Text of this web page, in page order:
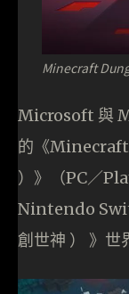
Minecraft
Microsoft 與
的《Minecraft
）》（PC／
Nintendo
創世神 ） 》世